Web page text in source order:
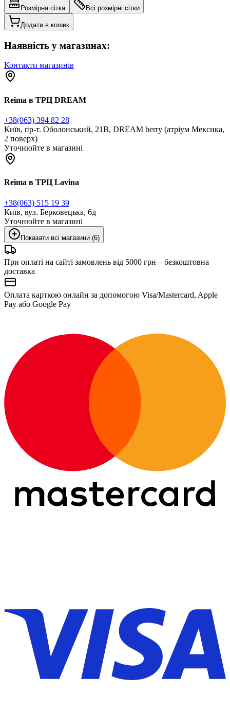
Розмірна сітка Всі розмірні сітки
Додати в кошик
Наявність у магазинах:
Контакти магазинів
Reima в ТРЦ DREAM
+38(063) 394 82 28
Київ, пр-т. Оболонський, 21В, DREAM berry (атріум Мексика,
2 поверх)
Уточнюйте в магазині
Reima в ТРЦ Lavina
+38(063) 515 19 39
Київ, вул. Берковецька, 6д
Уточнюйте в магазині
Показати всі магазини (6)
При оплаті на сайті замовлень від 5000 грн – безкоштовна
доставка
Оплата карткою онлайн за допомогою Visa/Mastercard, Apple
Pay або Google Pay